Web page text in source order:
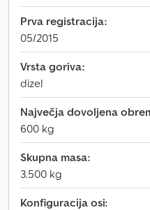
Prva registracija:
05/2015
Vrsta goriva:
dizel
Največja dovoljena
600 kg
Skupna masa:
3.500 kg
Konfiguracija osi: